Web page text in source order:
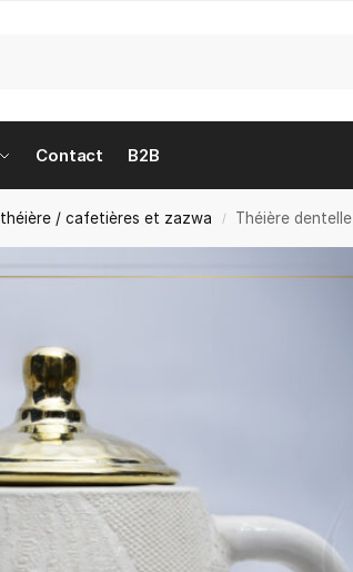
Contact B2B
théière / cafetières et zazwa / Théière dentelle